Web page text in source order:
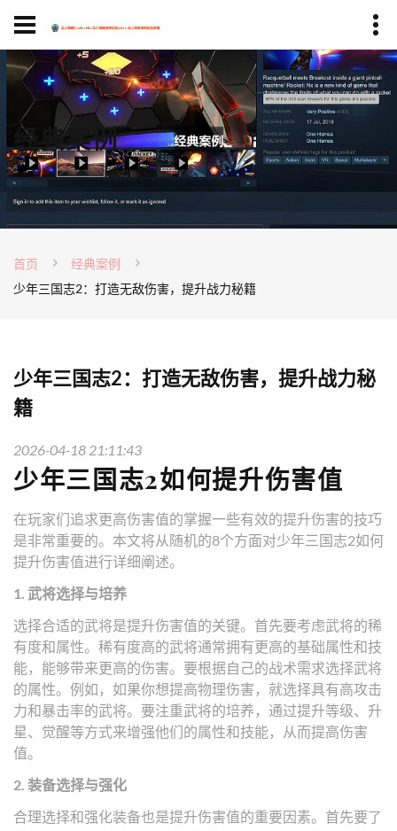
经典案例
首页
经典案例
少年三国志2：打造无敌伤害，提升战力秘籍
少年三国志2：打造无敌伤害，提升战力秘
籍
2026-04-18 21:11:43
少年三国志2如何提升伤害值
在玩家们追求更高伤害值的掌握一些有效的提升伤害的技巧
是非常重要的。本文将从随机的8个方面对少年三国志2如何
提升伤害值进行详细阐述。
1. 武将选择与培养
选择合适的武将是提升伤害值的关键。首先要考虑武将的稀
有度和属性。稀有度高的武将通常拥有更高的基础属性和技
能，能够带来更高的伤害。要根据自己的战术需求选择武将
的属性。例如，如果你想提高物理伤害，就选择具有高攻击
力和暴击率的武将。要注重武将的培养，通过提升等级、升
星、觉醒等方式来增强他们的属性和技能，从而提高伤害
值。
2. 装备选择与强化
合理选择和强化装备也是提升伤害值的重要因素。首先要了